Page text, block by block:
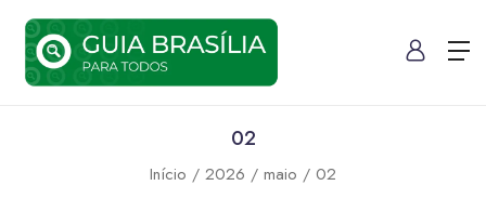
02
Início 2026 maio 02